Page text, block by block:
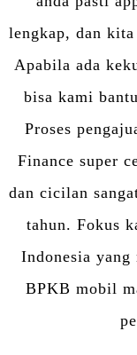
lengkap, dan kita
Apabila ada
bisa kami
Proses
Finance super
dan cicilan
tahun. Fokus
Indonesia yang
BPKB mobil